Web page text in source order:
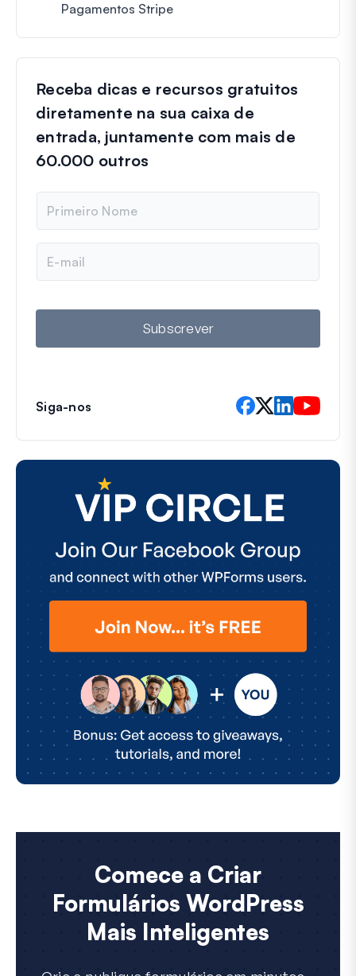
Pagamentos Stripe
Receba dicas e recursos gratuitos
diretamente na sua caixa de
entrada, juntamente com mais de
60.000 outros
m
e
a
l
Subscrever
Siga-nos
Comece a Criar
Formulários WordPress
Mais Inteligentes